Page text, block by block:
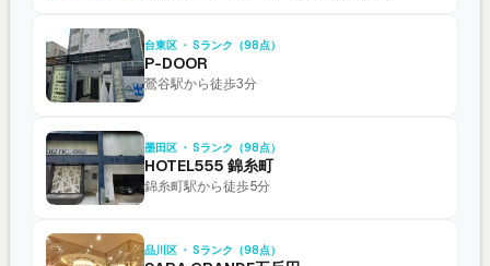
台東区 ・ Sランク（98点）
P-DOOR
鶯谷駅から徒歩3分
墨田区 ・ Sランク（98点）
HOTEL555 錦糸町
錦糸町駅から徒歩5分
品川区 ・ Sランク（98点）